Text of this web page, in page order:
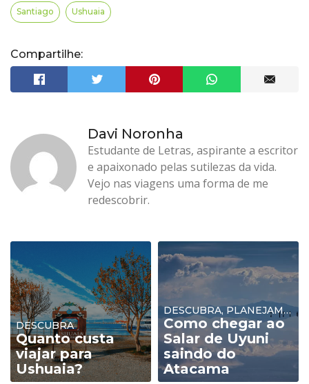
Santiago Ushuaia
Compartilhe:
Davi Noronha
Estudante de Letras, aspirante a escritor
e apaixonado pelas sutilezas da vida.
Vejo nas viagens uma forma de me
redescobrir.
DESCUBRA
Quanto custa
viajar para
Ushuaia?
DESCUBRA, PLANEJAMENTO
Como chegar ao
Salar de Uyuni
saindo do
Atacama